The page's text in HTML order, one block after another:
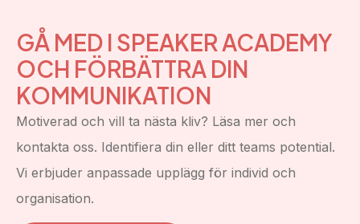
GÅ MED I SPEAKER ACADEMY
OCH FÖRBÄTTRA DIN
KOMMUNIKATION
Motiverad och vill ta nästa kliv? Läsa mer och
kontakta oss. Identifiera din eller ditt teams potential.
Vi erbjuder anpassade upplägg för individ och
organisation.